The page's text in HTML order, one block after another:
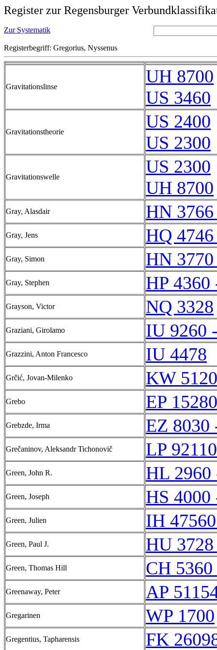
Register zur Regensburger
Zur Systematik
Registerbegriff: Gregorius, Nyssenus
Gravitationslinse
UH 8700
US 3460
Gravitationstheorie
US 2400
US 2300
Gravitationswelle
US 2300
UH 8700
Gray, Alasdair HN
Gray, Jens HQ
Gray, Simon HN
Gray, Stephen HP 4360
Grayson, Victor NQ 3328
Graziani, Girolamo IU 9260
Grazzini, Anton Francesco IU 4478
Grčić, Jovan-Milenko KW
Grebo EP
Grebzde, Irma EZ 8030
Grečaninov, Aleksandr Tichonovič LP 92110
Green, John R. HL 2960
Green, Joseph HS 4000
Green, Julien IH
Green, Paul J. HU
Green, Thomas Hill CH
Greenaway, Peter AP
Gregarinen WP 1700
Gregentius, Tapharensis FK